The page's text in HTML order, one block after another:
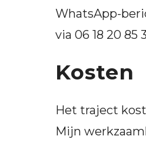
WhatsApp-
via 06 18 20 85
Kosten
Het traject
Mijn